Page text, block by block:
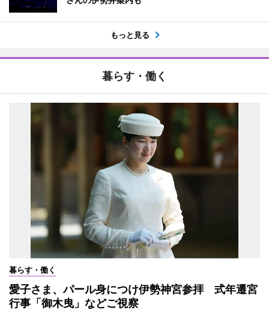
もっと見る
暮らす・働く
暮らす・働く
愛子さま、パール身につけ伊勢神宮参拝 式年遷宮
行事「御木曳」などご視察